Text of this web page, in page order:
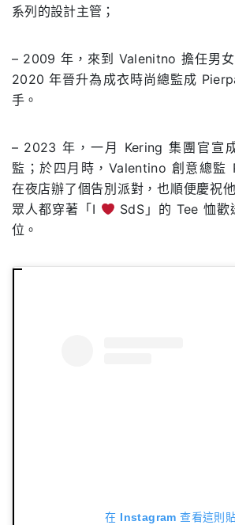
系列的設計主管；
– 2009 年，來到 Valenitno 擔任男
2020 年晉升為成衣時尚總監成
手。
– 2023 年，一月 Kering 集團官宣
監；於四月時，Valentino 創意總監
在夜店辦了個告別派對，也順便慶祝
眾人都穿著「I
SdS」的 Tee 恤
位。
在 Instagram 查看這則